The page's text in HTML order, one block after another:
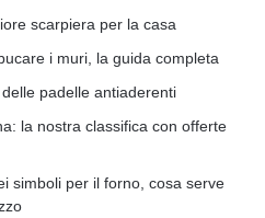
scarpiera per la casa
i muri, la guida completa
padelle antiaderenti
la nostra classifica con offerte
simboli per il forno, cosa serve